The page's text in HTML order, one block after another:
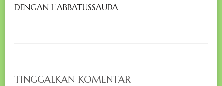
DENGAN HABBATUSSAUDA
TINGGALKAN KOMENTAR